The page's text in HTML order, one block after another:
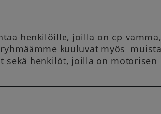
henkilöille, joilla on cp-vamma,
kuuluvat myös muista
sekä henkilöt, joilla on motorisen